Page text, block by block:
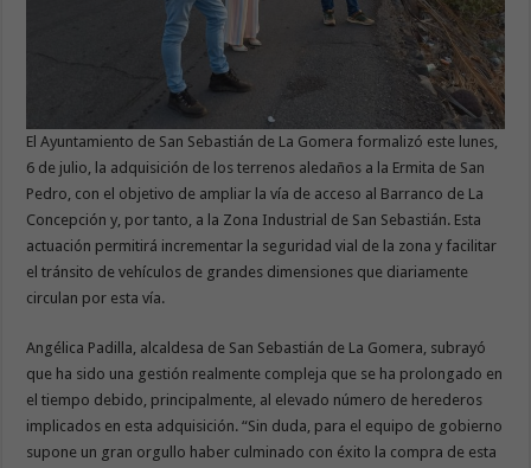
El Ayuntamiento de San Sebastián de La Gomera formalizó este lunes,
6 de julio, la adquisición de los terrenos aledaños a la Ermita de San
Pedro, con el objetivo de ampliar la vía de acceso al Barranco de La
Concepción y, por tanto, a la Zona Industrial de San Sebastián. Esta
actuación permitirá incrementar la seguridad vial de la zona y facilitar
el tránsito de vehículos de grandes dimensiones que diariamente
circulan por esta vía.
Angélica Padilla, alcaldesa de San Sebastián de La Gomera, subrayó
que ha sido una gestión realmente compleja que se ha prolongado en
el tiempo debido, principalmente, al elevado número de herederos
implicados en esta adquisición. “Sin duda, para el equipo de gobierno
supone un gran orgullo haber culminado con éxito la compra de esta